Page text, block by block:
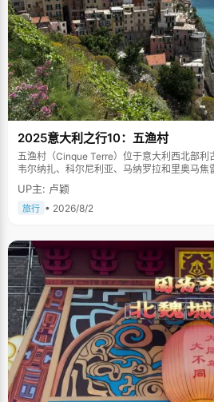
2025意大利之行10：五渔村
五渔村（Cinque Terre）位于意大利西北部利
韦尔纳扎、科尔尼利亚、马纳罗拉和里奥马焦
山傍海，房屋色彩斑斓，1997年被列为世界文
UP主: 卢颖
旅行 • 2026/8/2